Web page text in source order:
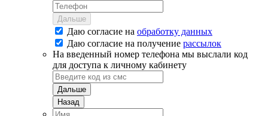
Дальше
Даю согласие на обработку данных
Даю согласие на получение рассылок
На введенный номер телефона мы выслали код
для доступа к личному кабинету
Дальше
Назад